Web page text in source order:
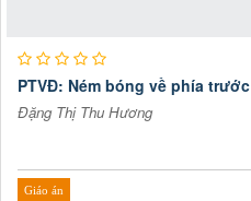
PTVĐ: Ném bóng về phía trước
Đặng Thị Thu Hương
Giáo án